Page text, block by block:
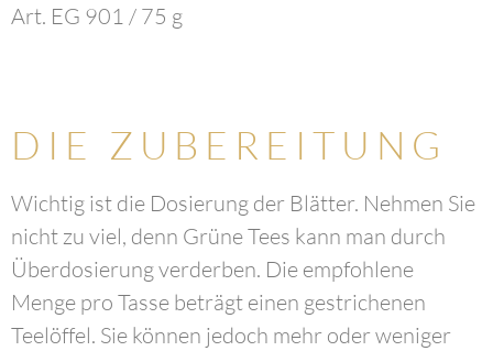
Art. EG 901 / 75 g
DIE ZUBEREITUNG
Wichtig ist die Dosierung der Blätter. Nehmen Sie
nicht zu viel, denn Grüne Tees kann man durch
Überdosierung verderben. Die empfohlene
Menge pro Tasse beträgt einen gestrichenen
Teelöffel. Sie können jedoch mehr oder weniger